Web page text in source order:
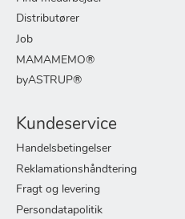
Distributører
Job
MAMAMEMO®
byASTRUP®
Kundeservice
Handelsbetingelser
Reklamationshåndtering
Fragt og levering
Persondatapolitik